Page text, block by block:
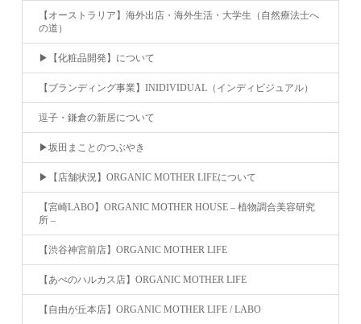
【オーストラリア】海外出店・海外生活・大学生（自然療法士へ
の道）
▶︎【化粧品開発】について
【ブランディング事業】INIDIVIDUAL（インディビジュアル）
逗子・鎌倉の新居について
▶︎坂田まことのつぶやき
▶︎【店舗状況】ORGANIC MOTHER LIFEについて
【宮崎LABO】ORGANIC MOTHER HOUSE – 植物調合美容研究
所 –
【渋谷神宮前店】ORGANIC MOTHER LIFE
【あべのハルカス店】ORGANIC MOTHER LIFE
【自由が丘本店】ORGANIC MOTHER LIFE / LABO